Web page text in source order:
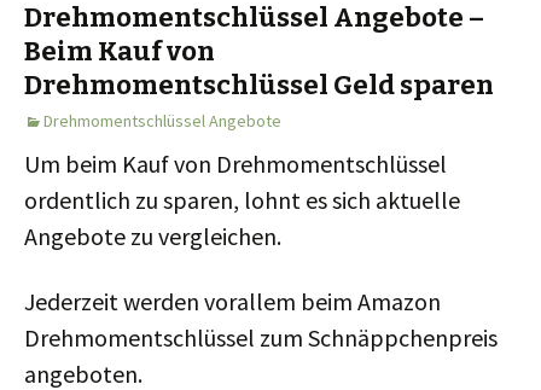
Drehmomentschlüssel Angebote –
Beim Kauf von
Drehmomentschlüssel Geld sparen
Drehmomentschlüssel Angebote
Um beim Kauf von Drehmomentschlüssel
ordentlich zu sparen, lohnt es sich aktuelle
Angebote zu vergleichen.
Jederzeit werden vorallem beim Amazon
Drehmomentschlüssel zum Schnäppchenpreis
angeboten.